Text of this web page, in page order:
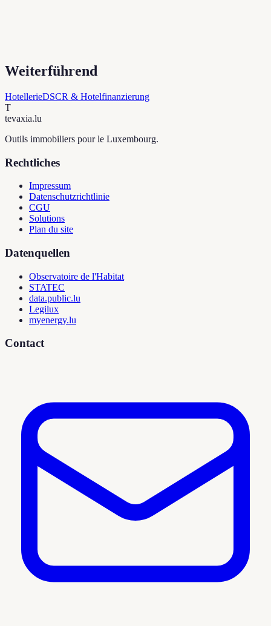
Weiterführend
HotellerieDSCR & Hotelfinanzierung
T
tevaxia.lu
Outils immobiliers pour le Luxembourg.
Rechtliches
Impressum
Datenschutzrichtlinie
CGU
Solutions
Plan du site
Datenquellen
Observatoire de l'Habitat
STATEC
data.public.lu
Legilux
myenergy.lu
Contact